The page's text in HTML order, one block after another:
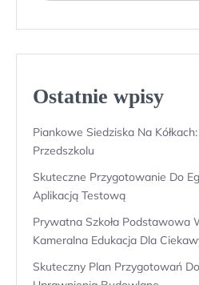
Ostatnie wpisy
Piankowe Siedziska Na
Przedszkolu
Skuteczne Przygotowanie Do
Aplikacją Testową
Prywatna Szkoła Podstawowa
Kameralna Edukacja Dla
Skuteczny Plan Przygotowań